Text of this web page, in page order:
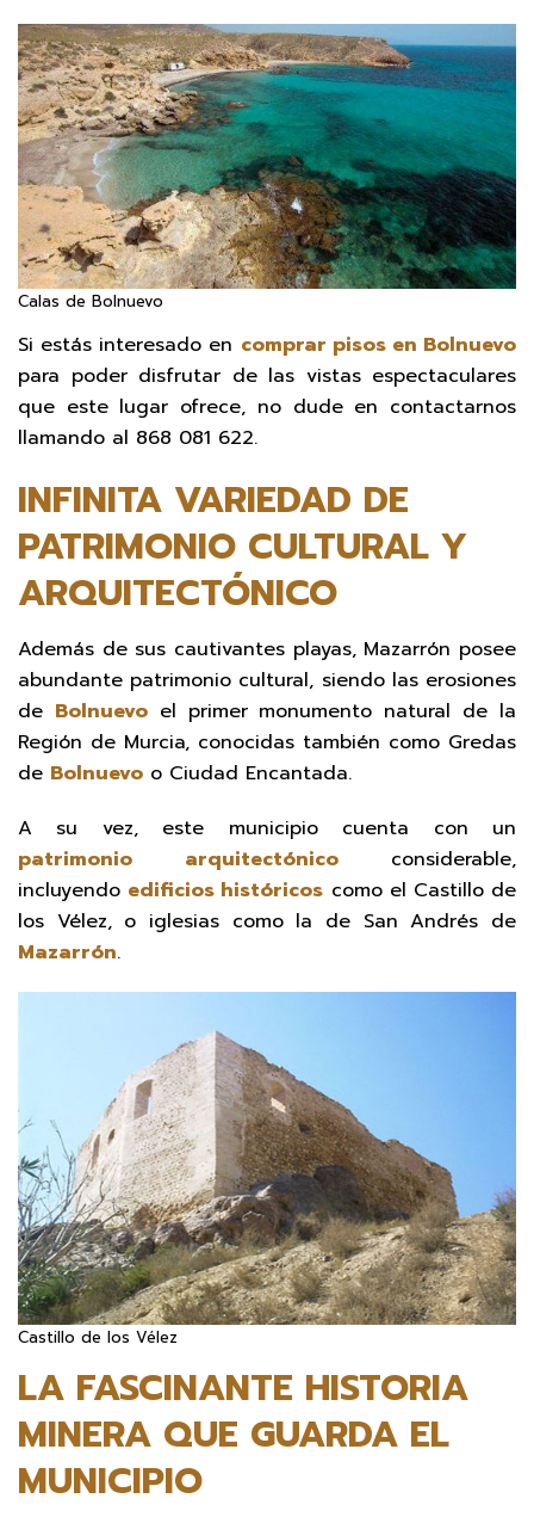
Calas de Bolnuevo
Si estás interesado en comprar pisos en Bolnuevo
para poder disfrutar de las vistas espectaculares
que este lugar ofrece, no dude en contactarnos
llamando al 868 081 622.
INFINITA VARIEDAD DE
PATRIMONIO CULTURAL Y
ARQUITECTÓNICO
Además de sus cautivantes playas, Mazarrón posee
abundante patrimonio cultural, siendo las erosiones
de Bolnuevoel primer monumento natural de la
Región de Murcia, conocidas también como Gredas
de Bolnuevo o Ciudad Encantada.
A su vez, este municipio cuenta con un
patrimonio arquitectónicoconsiderable,
incluyendo edificios históricos como el Castillo de
los Vélez, o iglesias como la de San Andrés de
Mazarrón.
Castillo de los Vélez
LA FASCINANTE HISTORIA
MINERA QUE GUARDA EL
MUNICIPIO